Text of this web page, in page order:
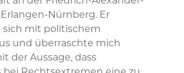
Nürnberg. Er
sich mit politischem
und überraschte mich
der Aussage, dass